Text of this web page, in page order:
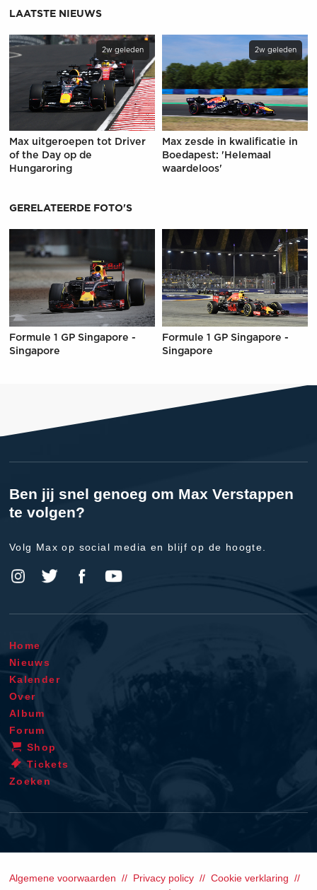
LAATSTE NIEUWS
2w geleden
Max uitgeroepen tot Driver
of the Day op de
Hungaroring
2w geleden
Max zesde in kwalificatie in
Boedapest: 'Helemaal
waardeloos'
GERELATEERDE FOTO'S
Formule 1 GP Singapore -
Singapore
Formule 1 GP Singapore -
Singapore
Ben jij snel genoeg om Max Verstappen
te volgen?
Volg Max op social media en blijf op de hoogte.
Home
Nieuws
Kalender
Over
Album
Forum
Shop
Tickets
Zoeken
Algemene voorwaarden Privacy policy
Cookie verklaring